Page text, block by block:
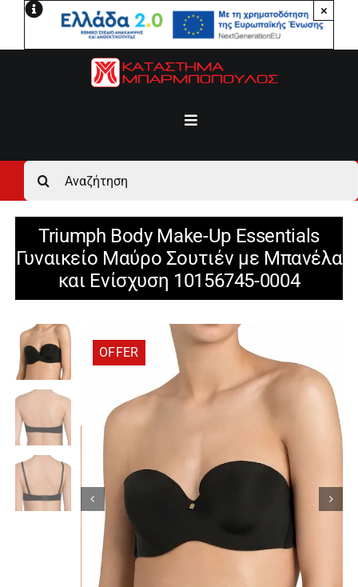
Μετάβαση
×
Toggle
Αρχική
Ανδρικά
Γυναικεία
Αγόρι
Κορίτσι
Εσώρουχα
Είδη Παρέλασης
Σχετικά με εμάς
Αναζήτηση
για:
Triumph Body Make-Up Essentials
Γυναικείο Μαύρο Σουτιέν με Μπανέλα
και Ενίσχυση 10156745-0004
OFFER